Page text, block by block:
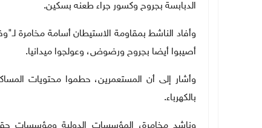
الدبابسة بجروح وكسور جراء طعنه بسكين.
وأفاد الناشط بمقاومة الاستيطان أسامة مخامرة
أصيبوا أيضا بجروح ورضوض، وعولجوا ميدانيا.
وأشار إلى أن المستعمرين، حطموا محتويات
بالكهرباء.